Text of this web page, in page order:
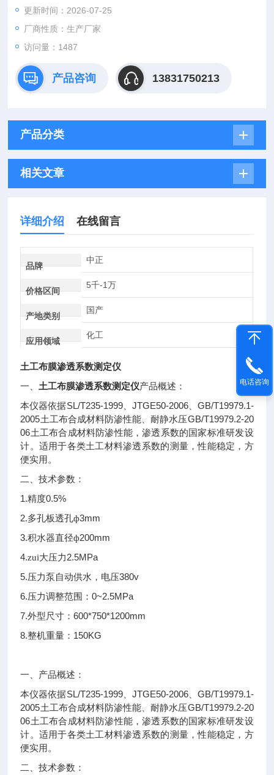
更新时间：2026-07-25
厂商性质：生产厂家
访问量：1487
产品咨询 13831750213
产品分类
相关文章
详细介绍 在线留言
品牌
中正
价格区间
5千-1万
产地类别
国产
应用领域
化工
土工布膜渗透系数测定仪
一、 土工布膜渗透系数测定仪产品概述：
本仪器依据SL/T235-1999、 JTGE50-2006、 GB/T19979.1-
2005土工布合成材料防渗性能、耐静水压GB/T19979.2-20
06土工布合成材料防渗性能，渗透系数的国家标准研发设
计。适用于各类土工材料渗透系数的测量，性能稳定，方
便实用。
二、技术参数：
1.精度0.5%
2.多孔板透孔ф3mm
3.积水器直径ф200mm
4.zui大压力2.5MPa
5.压力泵自动供水，电压380v
6.压力调整范围：0~2.5MPa
7.外型尺寸：600*750*1200mm
8.整机重量： 150KG
一、产品概述：
本仪器依据SL/T235-1999、 JTGE50-2006、 GB/T19979.1-
2005土工布合成材料防渗性能、耐静水压GB/T19979.2-20
06土工布合成材料防渗性能，渗透系数的国家标准研发设
计。适用于各类土工材料渗透系数的测量，性能稳定，方
便实用。
二、技术参数：
电话咨询